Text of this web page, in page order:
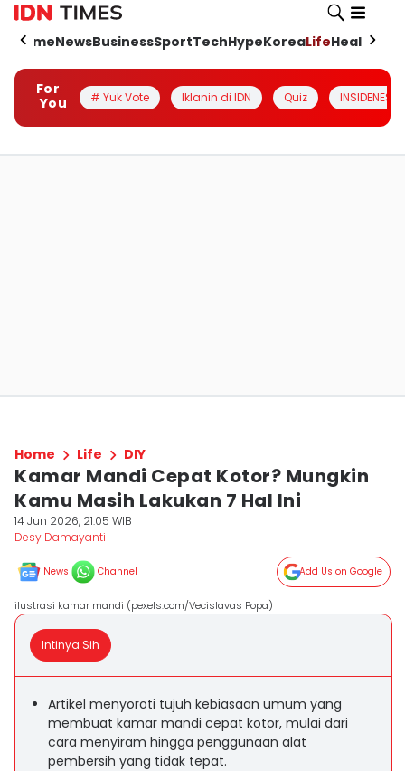
HomeNewsBusinessSportTechHypeKoreaLifeHealth
For
You
# Yuk Vote Iklanin di IDN Quiz INSIDENESIA
Home Life DIY
Kamar Mandi Cepat Kotor? Mungkin
Kamu Masih Lakukan 7 Hal Ini
14 Jun 2026, 21:05 WIB
Desy Damayanti
News Channel Add Us on Google
ilustrasi kamar mandi (pexels.com/Vecislavas Popa)
Intinya Sih
Artikel menyoroti tujuh kebiasaan umum yang
membuat kamar mandi cepat kotor, mulai dari
cara menyiram hingga penggunaan alat
pembersih yang tidak tepat.